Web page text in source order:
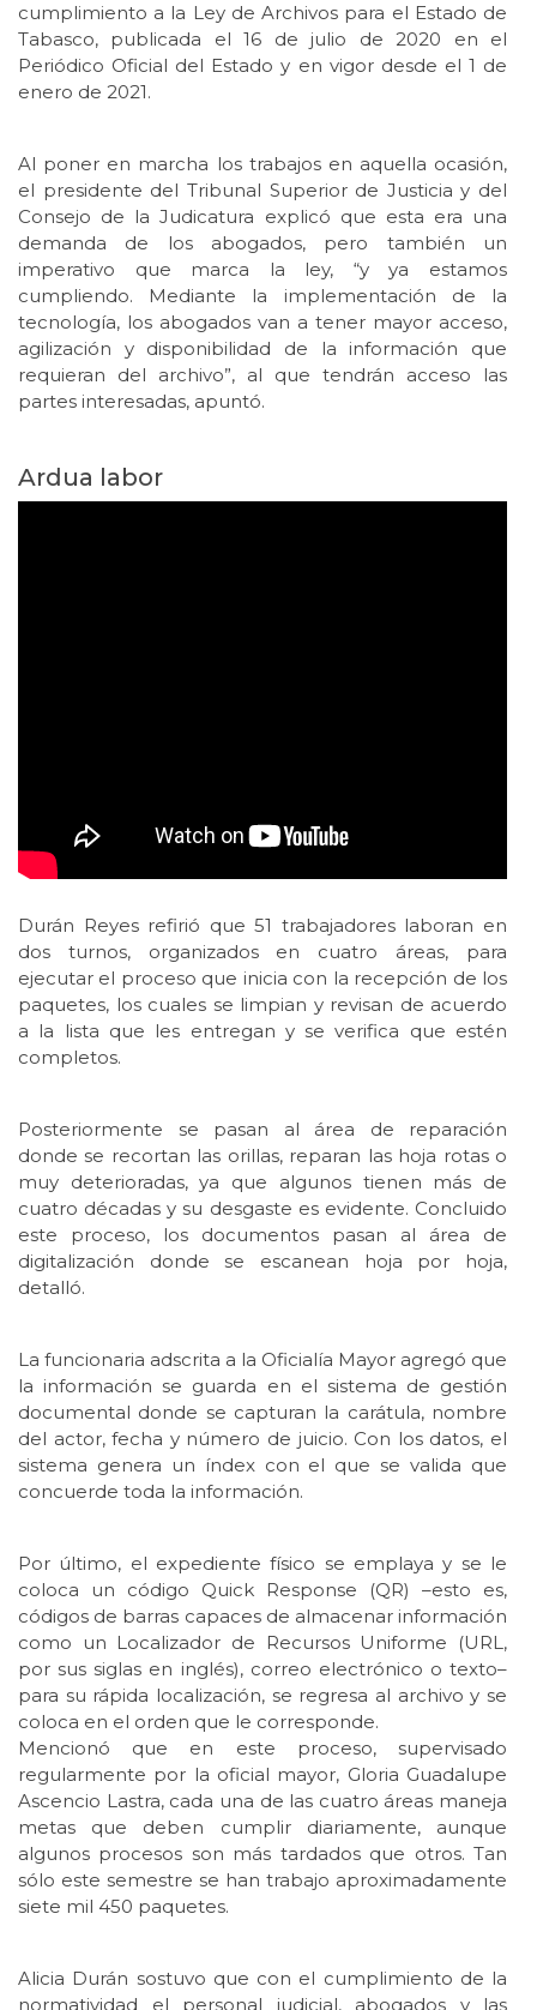
cumplimiento a la Ley de Archivos para el Estado de
Tabasco, publicada el 16 de julio de 2020 en el
Periódico Oficial del Estado y en vigor desde el 1 de
enero de 2021.
Al poner en marcha los trabajos en aquella ocasión,
el presidente del Tribunal Superior de Justicia y del
Consejo de la Judicatura explicó que esta era una
demanda de los abogados, pero también un
imperativo que marca la ley, “y ya estamos
cumpliendo. Mediante la implementación de la
tecnología, los abogados van a tener mayor acceso,
agilización y disponibilidad de la información que
requieran del archivo”, al que tendrán acceso las
partes interesadas, apuntó.
Ardua labor
Durán Reyes refirió que 51 trabajadores laboran en
dos turnos, organizados en cuatro áreas, para
ejecutar el proceso que inicia con la recepción de los
paquetes, los cuales se limpian y revisan de acuerdo
a la lista que les entregan y se verifica que estén
completos.
Posteriormente se pasan al área de reparación
donde se recortan las orillas, reparan las hoja rotas o
muy deterioradas, ya que algunos tienen más de
cuatro décadas y su desgaste es evidente. Concluido
este proceso, los documentos pasan al área de
digitalización donde se escanean hoja por hoja,
detalló.
La funcionaria adscrita a la Oficialía Mayor agregó que
la información se guarda en el sistema de gestión
documental donde se capturan la carátula, nombre
del actor, fecha y número de juicio. Con los datos, el
sistema genera un índex con el que se valida que
concuerde toda la información.
Por último, el expediente físico se emplaya y se le
coloca un código Quick Response (QR) –esto es,
códigos de barras capaces de almacenar información
como un Localizador de Recursos Uniforme (URL,
por sus siglas en inglés), correo electrónico o texto–
para su rápida localización, se regresa al archivo y se
coloca en el orden que le corresponde.
Mencionó que en este proceso, supervisado
regularmente por la oficial mayor, Gloria Guadalupe
Ascencio Lastra, cada una de las cuatro áreas maneja
metas que deben cumplir diariamente, aunque
algunos procesos son más tardados que otros. Tan
sólo este semestre se han trabajo aproximadamente
siete mil 450 paquetes.
Alicia Durán sostuvo que con el cumplimiento de la
normatividad el personal judicial, abogados y las